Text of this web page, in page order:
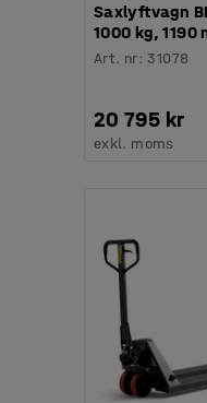
Saxlyftvagn
1000 kg, 1190
Art. nr:31078
20 795 kr
exkl. moms